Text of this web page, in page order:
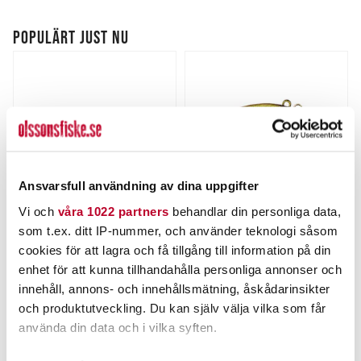
Ansvarsfull användning av dina uppgifter
Vi och våra 1022 partners behandlar din personliga data,
som t.ex. ditt IP-nummer, och använder teknologi såsom
cookies för att lagra och få tillgång till information på din
enhet för att kunna tillhandahålla personliga annonser och
innehåll, annons- och innehållsmätning, åskådarinsikter
och produktutveckling. Du kan själv välja vilka som får
använda din data och i vilka syften.
POPULÄRT JUST NU
STRIKE PRO
Perch Pop 7cm
Nuvarande pris:
105,00 krTidigare pris:
135,00 kr
105,00 kr
135,00 kr
STRIKE PRO
Strike Pro Flap Jack 6,5cm
14g
Nuvarande pris:
99,00 krTidigare pris:
119,00 kr
99,00 kr
119,00 kr